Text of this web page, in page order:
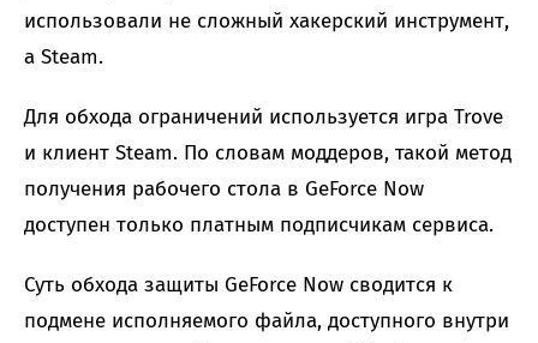
использовали не сложный хакерский инструмент,
а Steam.
Для обхода ограничений используется игра Trove
и клиент Steam. По словам моддеров, такой метод
получения рабочего стола в GeForce Now
доступен только платным подписчикам сервиса.
Суть обхода защиты GeForce Now сводится к
подмене исполняемого файла, доступного внутри